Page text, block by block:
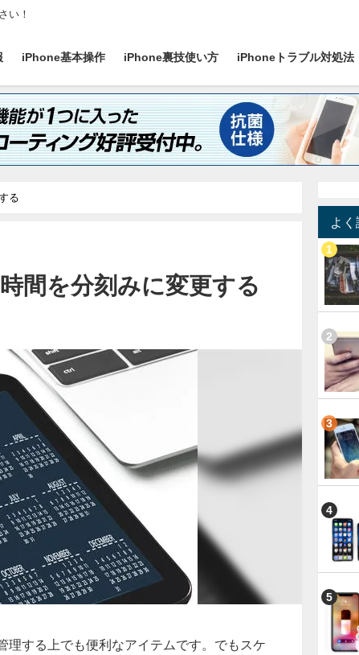
い！
iPhone基本操作 iPhone裏技使い方 iPhoneトラブル対処法
る
間を分刻みに変更する
理する上でも便利なアイテムです。でもスケ
よ